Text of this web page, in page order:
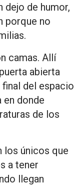
dejo de humor,
porque no
camas. Allí
abierta
del espacio
en donde
de los
los únicos que
a tener
llegan